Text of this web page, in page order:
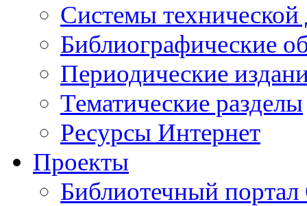
Cистемы
Библиографические
Периодические
Тематические разделы
Ресурсы Интернет
Проекты
Библиотечный портал